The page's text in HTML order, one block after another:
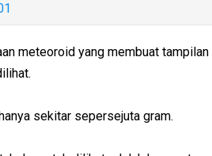
meteoroid yang membuat tampilan
sekitar sepersejuta gram.